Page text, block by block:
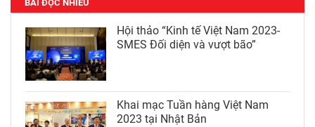
BÀI ĐỌC NHIỀU
Hội thảo “Kinh tế Việt Nam 2023-
SMES Đối diện và vượt bão”
Khai mạc Tuần hàng Việt Nam
2023 tại Nhật Bản